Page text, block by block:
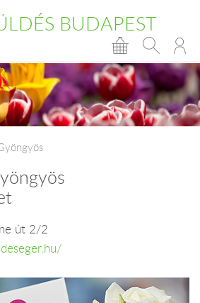
BUDAPEST
út 2/2